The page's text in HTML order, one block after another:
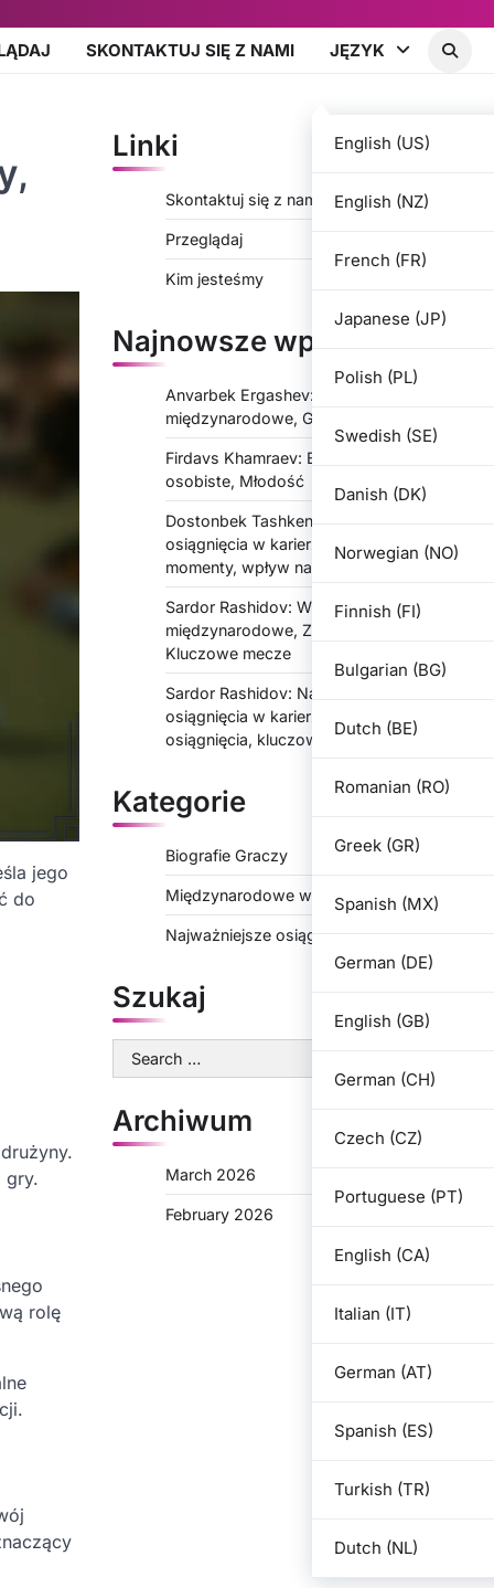
SKONTAKTUJ SIĘ Z NAMI JĘZYK
English (US)
English (NZ)
French (FR)
Japanese (JP)
Polish (PL)
Swedish (SE)
Danish (DK)
Norwegian (NO)
Finnish (FI)
Bulgarian (BG)
Dutch (BE)
Romanian (RO)
Greek (GR)
Spanish (MX)
German (DE)
English (GB)
German (CH)
Czech (CZ)
Portuguese (PT)
English (CA)
Italian (IT)
German (AT)
Spanish (ES)
Turkish (TR)
Dutch (NL)
jego
do
gry.
rolę
Linki
Skontaktuj się z nami
Przeglądaj
Kim jesteśmy
Najnowsze wpisy
Anvarbek Ergashev: Występy
międzynarodowe, Główne turnieje, Wkład
Firdavs Khamraev: Biografia, Wpływy
osobiste, Młodość
Dostonbek Tashkentov: Najważniejsze
osiągnięcia w karierze, wyróżniające się
momenty, wpływ na klub
Sardor Rashidov: Występy
międzynarodowe, Znaczące występy,
Kluczowe mecze
Sardor Rashidov: Najważniejsze
osiągnięcia w karierze, wyróżniające się
osiągnięcia, kluczowe mecze
Kategorie
Biografie Graczy
Międzynarodowe wystąpienia
Najważniejsze osiągnięcia zawodowe
Szukaj
Search
for:
Archiwum
March 2026
February 2026